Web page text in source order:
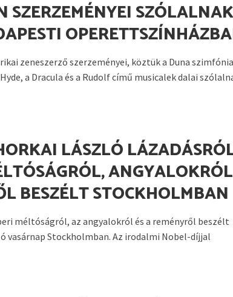
SZERZEMÉNYEI SZÓLALNAK
zeneszerző szerzeményei, köztük a Duna
a Dracula és a Rudolf című musicalek dalai
LÁSZLÓ
BESZÉLT STOCKHOLMBAN
méltóságról, az angyalokról és a reményről beszélt
vasárnap Stockholmban. Az irodalmi Nobel-díjjal